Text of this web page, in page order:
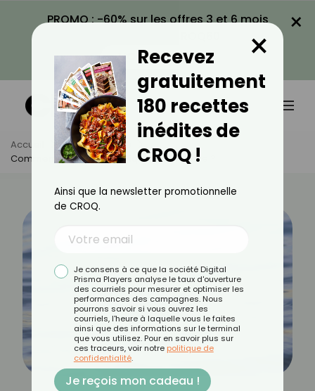
PROMO : -60% sur les offres 3 et 6 mois
VOIR LA PROMO
×
Accueil Actus
Santé
Comment Soulager Une Piqûre De Physalie ?
Recevez
gratuitement
180 recettes
inédites de
CROQ !
×
Ainsi que la newsletter promotionnelle
de CROQ.
Je consens à ce que la société Digital
Prisma Players analyse le taux d'ouverture
des courriels pour mesurer et optimiser les
performances des campagnes. Nous
pourrons savoir si vous ouvrez les
courriels, l'heure à laquelle vous le faites
ainsi que des informations sur le terminal
que vous utilisez. Pour en savoir plus sur
ces traceurs, voir notre politique de
confidentialité.
Je reçois mon cadeau !